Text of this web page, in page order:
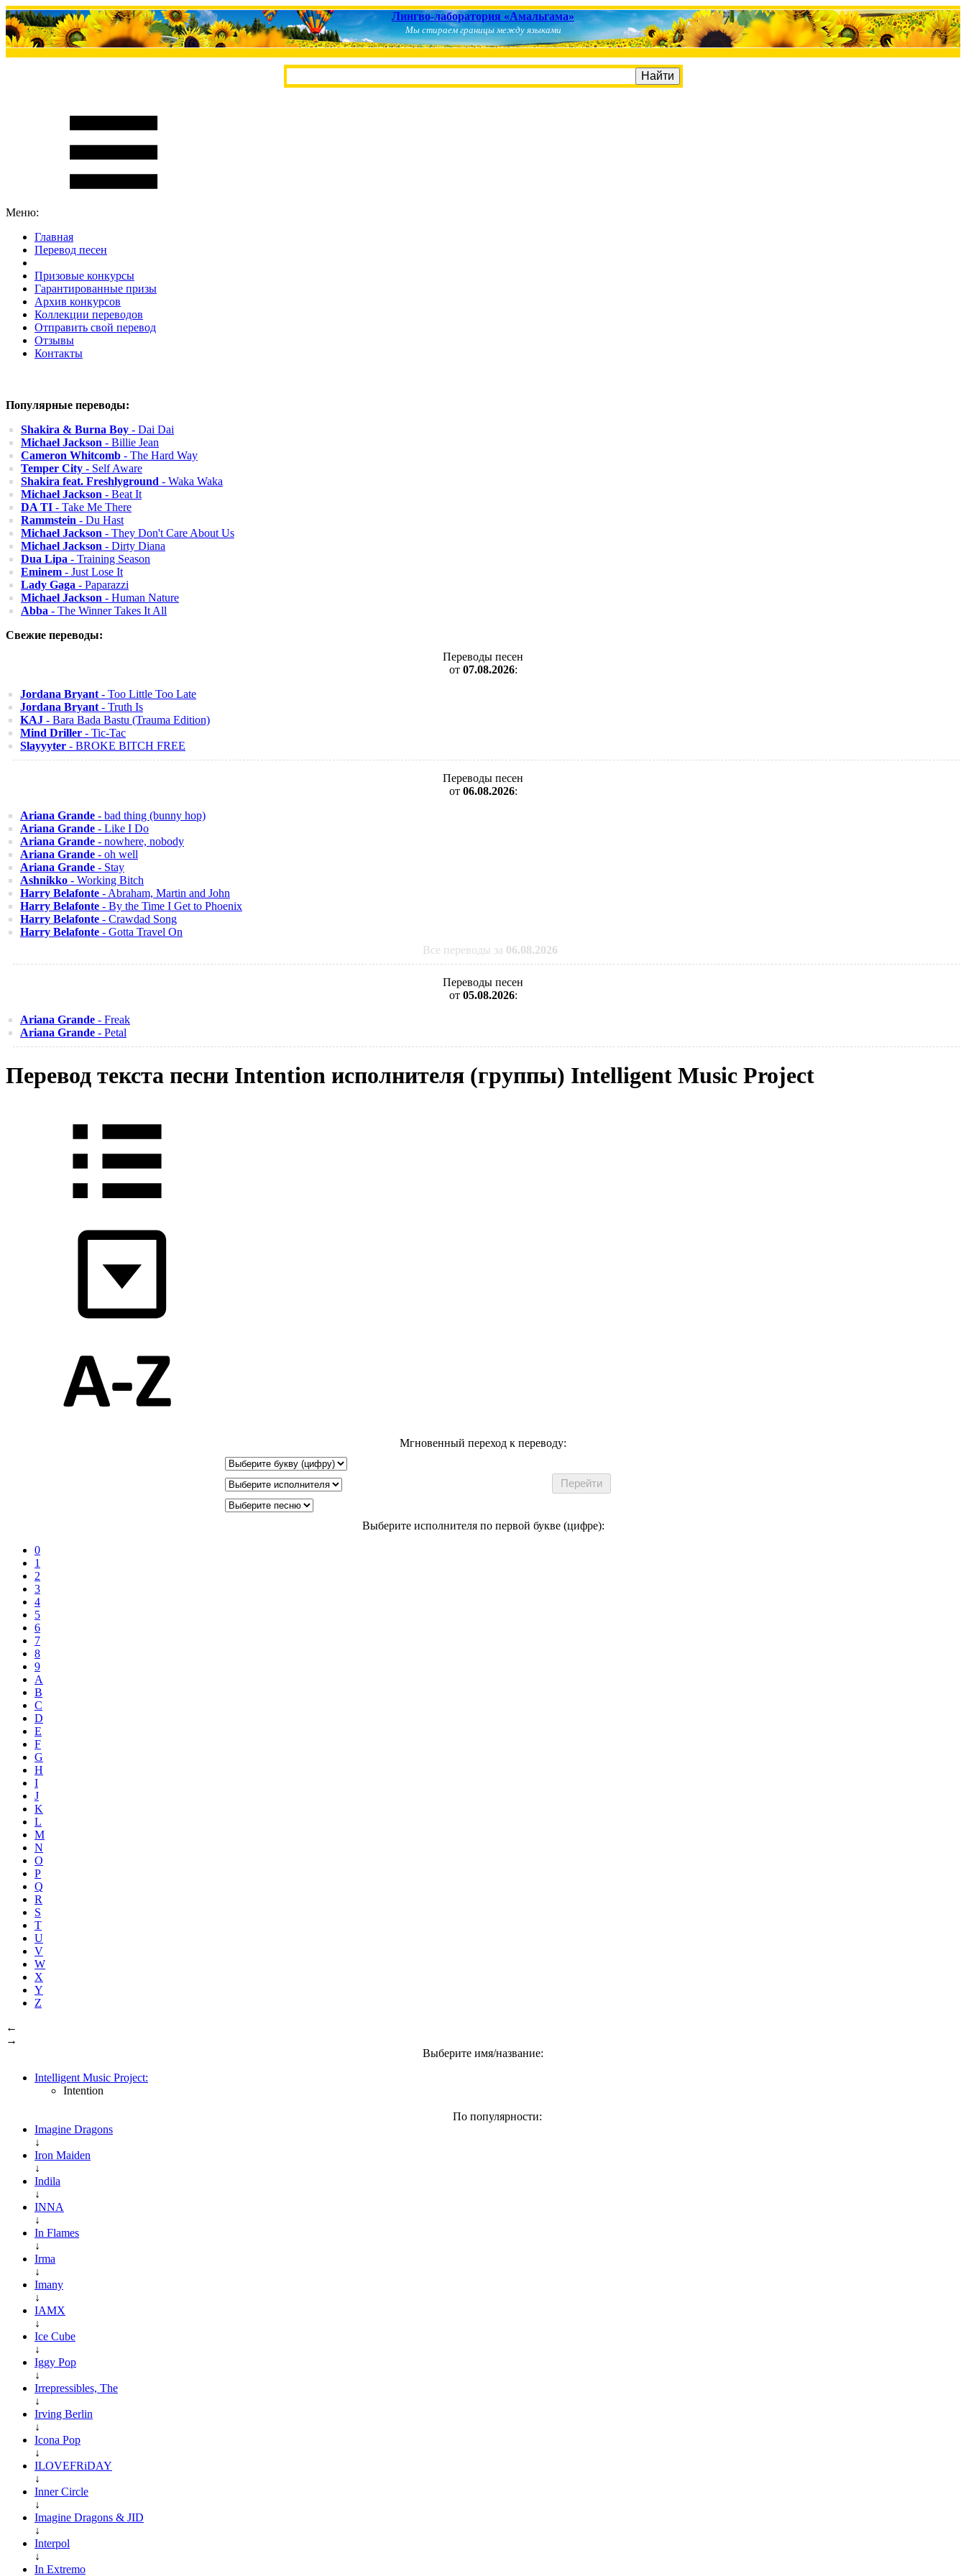
Лингво-лаборатория «Амальгама»
Мы стираем границы между языками
Меню:
Главная
Перевод песен
Призовые конкурсы
Гарантированные призы
Архив конкурсов
Коллекции переводов
Отправить свой перевод
Отзывы
Контакты
Популярные переводы:
Shakira & Burna Boy - Dai Dai
Michael Jackson - Billie Jean
Cameron Whitcomb - The Hard Way
Temper City - Self Aware
Shakira feat. Freshlyground - Waka Waka
Michael Jackson - Beat It
DA TI - Take Me There
Rammstein - Du Hast
Michael Jackson - They Don't Care About Us
Michael Jackson - Dirty Diana
Dua Lipa - Training Season
Eminem - Just Lose It
Lady Gaga - Paparazzi
Michael Jackson - Human Nature
Abba - The Winner Takes It All
Свежие переводы:
Переводы песен
от 07.08.2026:
Jordana Bryant - Too Little Too Late
Jordana Bryant - Truth Is
KAJ - Bara Bada Bastu (Trauma Edition)
Mind Driller - Tic-Tac
Slayyyter - BROKE BITCH FREE
Переводы песен
от 06.08.2026:
Ariana Grande - bad thing (bunny hop)
Ariana Grande - Like I Do
Ariana Grande - nowhere, nobody
Ariana Grande - oh well
Ariana Grande - Stay
Ashnikko - Working Bitch
Harry Belafonte - Abraham, Martin and John
Harry Belafonte - By the Time I Get to Phoenix
Harry Belafonte - Crawdad Song
Harry Belafonte - Gotta Travel On
Все переводы за 06.08.2026
Переводы песен
от 05.08.2026:
Ariana Grande - Freak
Ariana Grande - Petal
Перевод текста песни Intention исполнителя (группы) Intelligent Music Project
Мгновенный переход к переводу:
Выберите исполнителя по первой букве (цифре):
0
1
2
3
4
5
6
7
8
9
A
B
C
D
E
F
G
H
I
J
K
L
M
N
O
P
Q
R
S
T
U
V
W
X
Y
Z
←
→
Выберите имя/название:
Intelligent Music Project:
Intention
По популярности:
Imagine Dragons
↓
Iron Maiden
↓
Indila
↓
INNA
↓
In Flames
↓
Irma
↓
Imany
↓
IAMX
↓
Ice Cube
↓
Iggy Pop
↓
Irrepressibles, The
↓
Irving Berlin
↓
Icona Pop
↓
ILOVEFRiDAY
↓
Inner Circle
↓
Imagine Dragons & JID
↓
Interpol
↓
In Extremo